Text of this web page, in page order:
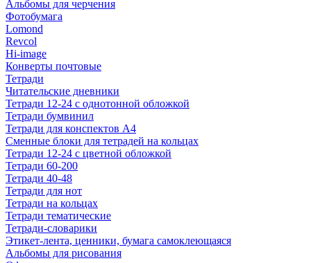
Альбомы для черчения
Фотобумага
Lomond
Revcol
Hi-image
Конверты почтовые
Тетради
Читательские дневники
Тетради 12-24 с однотонной обложкой
Тетради бумвинил
Тетради для конспектов А4
Сменные блоки для тетрадей на кольцах
Тетради 12-24 с цветной обложкой
Тетради 60-200
Тетради 40-48
Тетради для нот
Тетради на кольцах
Тетради тематические
Тетради-словарики
Этикет-лента, ценники, бумага самоклеющаяся
Альбомы для рисования